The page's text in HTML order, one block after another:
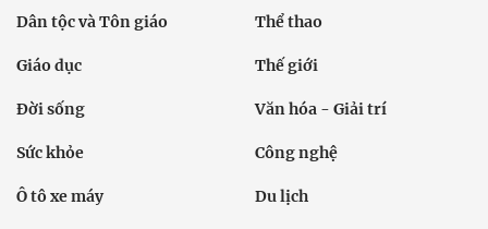
Dân tộc và Tôn giáo Thể thao
Giáo dục Thế giới
Đời sống Văn hóa - Giải trí
Sức khỏe Công nghệ
Ô tô xe máy Du lịch